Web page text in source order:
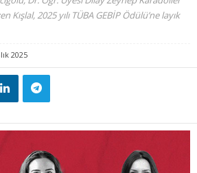
Kışlal, 2025 yılı TÜBA GEBİP Ödülü’ne layık
2025